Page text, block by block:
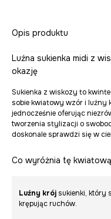
Opis produktu
Luźna sukienka midi z
okazję
Sukienka z wiskozy to
sobie kwiatowy wzór i luźny
jednocześnie oferując
tworzenia stylizacji o
doskonale sprawdzi się w
Co wyróżnia tę
Luźny krój sukienki, który
krępując ruchów.